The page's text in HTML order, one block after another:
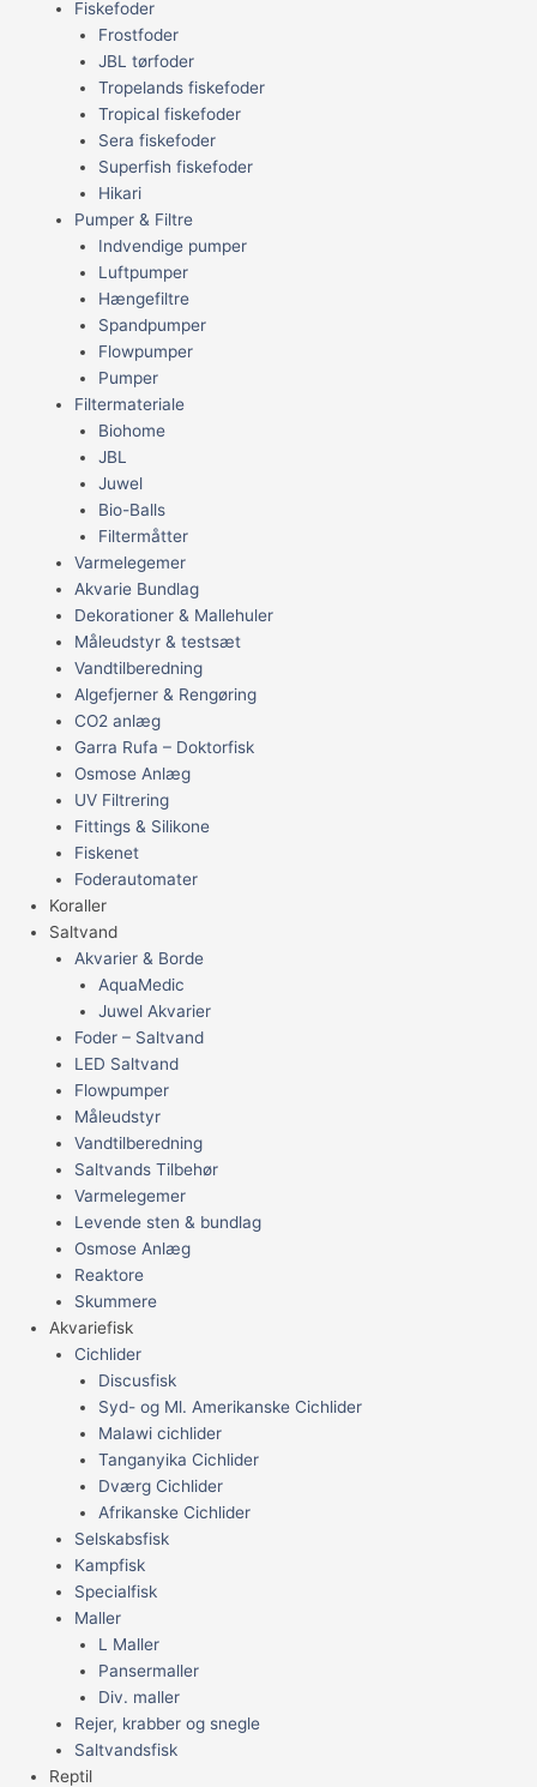
Fiskefoder
Frostfoder
JBL tørfoder
Tropelands fiskefoder
Tropical fiskefoder
Sera fiskefoder
Superfish fiskefoder
Hikari
Pumper & Filtre
Indvendige pumper
Luftpumper
Hængefiltre
Spandpumper
Flowpumper
Pumper
Filtermateriale
Biohome
JBL
Juwel
Bio-Balls
Filtermåtter
Varmelegemer
Akvarie Bundlag
Dekorationer & Mallehuler
Måleudstyr & testsæt
Vandtilberedning
Algefjerner & Rengøring
CO2 anlæg
Garra Rufa – Doktorfisk
Osmose Anlæg
UV Filtrering
Fittings & Silikone
Fiskenet
Foderautomater
Koraller
Saltvand
Akvarier & Borde
AquaMedic
Juwel Akvarier
Foder – Saltvand
LED Saltvand
Flowpumper
Måleudstyr
Vandtilberedning
Saltvands Tilbehør
Varmelegemer
Levende sten & bundlag
Osmose Anlæg
Reaktore
Skummere
Akvariefisk
Cichlider
Discusfisk
Syd- og Ml. Amerikanske Cichlider
Malawi cichlider
Tanganyika Cichlider
Dværg Cichlider
Afrikanske Cichlider
Selskabsfisk
Kampfisk
Specialfisk
Maller
L Maller
Pansermaller
Div. maller
Rejer, krabber og snegle
Saltvandsfisk
Reptil